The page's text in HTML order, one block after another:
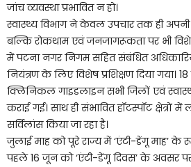
जांच व्यवस्था प्रभावित न हो।
स्वास्थ्य विभाग ने केवल उपचार तक ही अपनी
बल्कि रोकथाम एवं जनजागरूकता पर भी
में पटना नगर निगम सहित संबंधित
नियंत्रण के लिए विशेष प्रशिक्षण दिया गया।
क्लिनिकल गाइडलाइन सभी जिलों एवं
कराई गई। साथ ही संभावित हॉटस्पॉट क्षेत्रों
सर्विलांस किया जा रहा है।
जुलाई माह को पूरे राज्य में ‘एंटी-डेंगू माह’ के
पहले 16 जून को ‘एंटी-डेंगू दिवस’ के अवसर